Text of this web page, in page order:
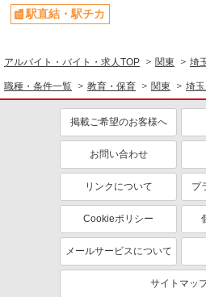
駅直結・駅チカ
アルバイト・バイト・求人TOP 関東 埼
職種・条件一覧 教育・保育 関東 埼
掲載ご希望のお客様へ
お問い合わせ
リンクについて プ
Cookieポリシー
メールサービスについて
サイトマッ